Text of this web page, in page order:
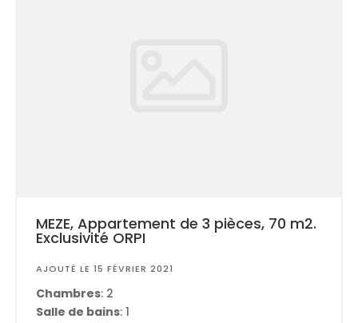
MEZE, Appartement de 3 pièces, 70 m2.
Exclusivité ORPI
AJOUTÉ LE 15 FÉVRIER 2021
Chambres: 2
Salle de bains: 1